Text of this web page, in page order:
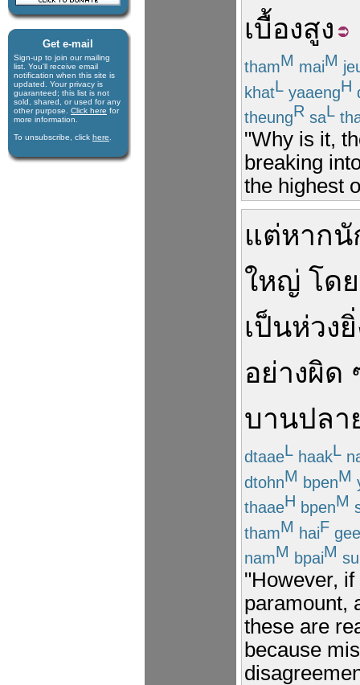
Get e-mail
Sign-up to join our mail­ing
list. You'll receive e­mail
notification when this site is
updated. Your privacy is
guaran­teed; this list is not
sold, shared, or used for any
other purpose. Click here for
more infor­mation.
To unsubscribe, click here
เบื้องสูง
thamM maiM
khatL yaaengH
theungR saL
"Why is it,
breaking
the highest
แต่หากนั
ใหญ่ โดย
เป็นห่วง
อย่างผิด
บานปลา
dtaaeL haakL
dtohnM bpenM
thaaeH bpenM
thamM haiF
namM bpaiM
"However,
paramount,
these are
because